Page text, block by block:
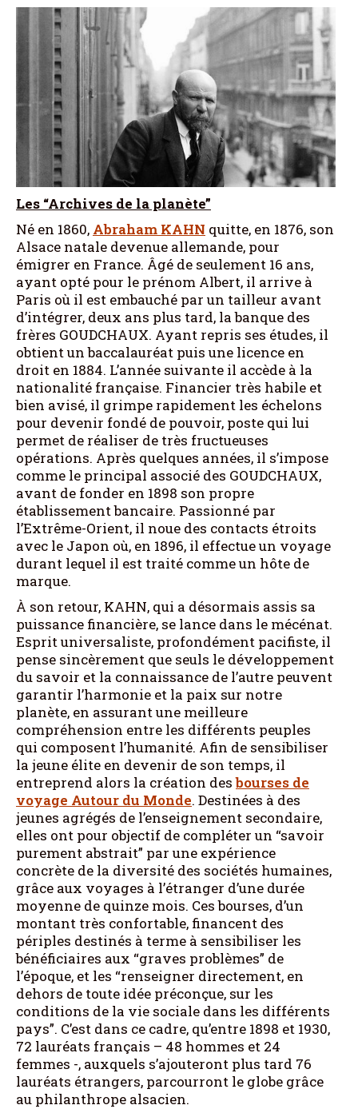
Les “Archives de la planète”
Né en 1860, Abraham KAHN quitte, en 1876, son
Alsace natale devenue allemande, pour
émigrer en France. Âgé de seulement 16 ans,
ayant opté pour le prénom Albert, il arrive à
Paris où il est embauché par un tailleur avant
d’intégrer, deux ans plus tard, la banque des
frères GOUDCHAUX. Ayant repris ses études, il
obtient un baccalauréat puis une licence en
droit en 1884. L’année suivante il accède à la
nationalité française. Financier très habile et
bien avisé, il grimpe rapidement les échelons
pour devenir fondé de pouvoir, poste qui lui
permet de réaliser de très fructueuses
opérations. Après quelques années, il s’impose
comme le principal associé des GOUDCHAUX,
avant de fonder en 1898 son propre
établissement bancaire. Passionné par
l’Extrême-Orient, il noue des contacts étroits
avec le Japon où, en 1896, il effectue un voyage
durant lequel il est traité comme un hôte de
marque.
À son retour, KAHN, qui a désormais assis sa
puissance financière, se lance dans le mécénat.
Esprit universaliste, profondément pacifiste, il
pense sincèrement que seuls le développement
du savoir et la connaissance de l’autre peuvent
garantir l’harmonie et la paix sur notre
planète, en assurant une meilleure
compréhension entre les différents peuples
qui composent l’humanité. Afin de sensibiliser
la jeune élite en devenir de son temps, il
entreprend alors la création desbourses de
voyage Autour du Monde. Destinées à des
jeunes agrégés de l’enseignement secondaire,
elles ont pour objectif de compléter un “savoir
purement abstrait” par une expérience
concrète de la diversité des sociétés humaines,
grâce aux voyages à l’étranger d’une durée
moyenne de quinze mois. Ces bourses, d’un
montant très confortable, financent des
périples destinés à terme à sensibiliser les
bénéficiaires aux “graves problèmes” de
l’époque, et les “renseigner directement, en
dehors de toute idée préconçue, sur les
conditions de la vie sociale dans les différents
pays”. C’est dans ce cadre, qu’entre 1898 et 1930,
72 lauréats français – 48 hommes et 24
femmes -, auxquels s’ajouteront plus tard 76
lauréats étrangers, parcourront le globe grâce
au philanthrope alsacien.